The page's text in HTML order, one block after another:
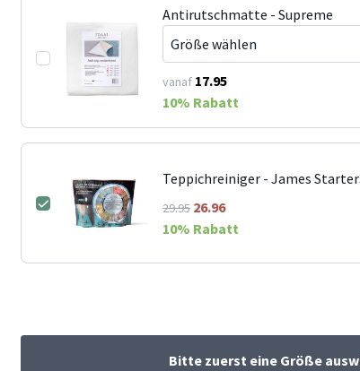
Antirutschmatte - Supreme
vanaf 17.95
10% Rabatt
Teppichreiniger - James
29.95 26.96
10% Rabatt
Bitte zuerst eine Größe